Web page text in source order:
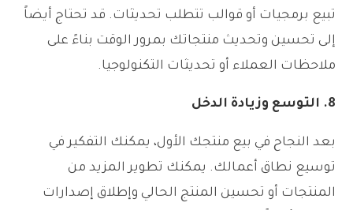
تبيع برمجيات أو قوالب تتطلب تحديثات. قد تحتاج أيضاً
إلى تحسين وتحديث منتجاتك بمرور الوقت بناءً على
ملاحظات العملاء أو تحديثات التكنولوجيا.
8. التوسع وزيادة الدخل
بعد النجاح في بيع منتجك الأول، يمكنك التفكير في
توسيع نطاق أعمالك. يمكنك تطوير المزيد من
المنتجات أو تحسين المنتج الحالي وإطلاق إصدارات